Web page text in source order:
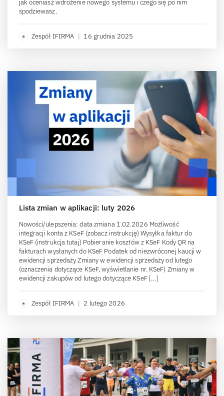
jak oceniasz wdrożenie nowego systemu i czego się po nim
spodziewasz.
Zespół IFIRMA | 16 grudnia 2025
Lista zmian w aplikacji: luty 2026
Nowości/ulepszenia: data zmiana 1.02.2026 Możliwość
integracji konta z KSeF (zobacz instrukcję) Wysyłka faktur do
KSeF (instrukcja tutaj) Pobieranie kosztów z KSeF Kody QR na
fakturach wysłanych do KSeF Podatek od niezwróconej kaucji w
ewidencji sprzedaży Zmiany w ewidencji sprzedaży od lutego
(oznaczenia dotyczące KSeF, wyświetlanie nr. KSeF) Zmiany w
ewidencji zakupów od lutego dotyczące KSeF […]
Zespół IFIRMA | 2 lutego 2026